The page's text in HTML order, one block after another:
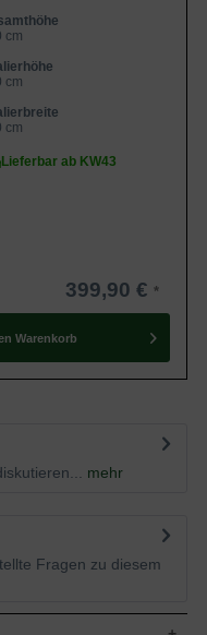
cm
cm
cm
Lieferbar ab KW43
399,90 €
Warenkorb
mehr
Fragen zu diesem